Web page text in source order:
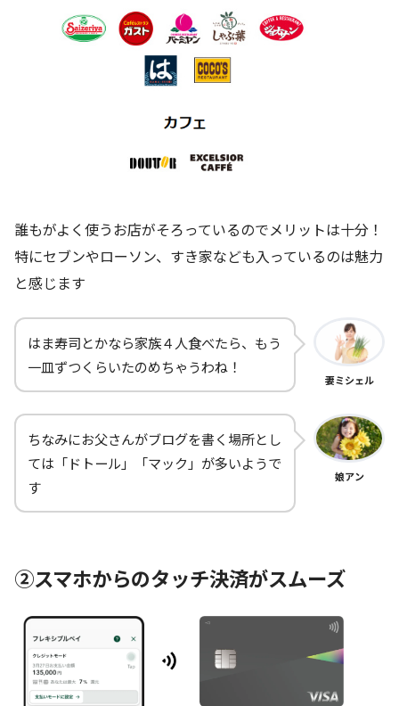
誰もがよく使うお店がそろっているのでメリットは十分！
特にセブンやローソン、すき家なども入っているのは魅力
と感じます
はま寿司とかなら家族４人食べたら、もう
一皿ずつくらいたのめちゃうわね！
妻ミシェル
ちなみにお父さんがブログを書く場所とし
ては「ドトール」「マック」が多いようで
す
娘アン
②スマホからのタッチ決済がスムーズ